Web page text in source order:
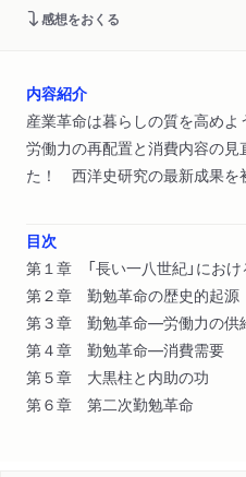
感想をおくる
内容紹介
産業革命は暮らしの質を高め
労働力の再配置と消費内容の見
た！ 西洋史研究の最新成果を
目次
第１章 「長い一八世紀」にお
第２章 勤勉革命の歴史的起源
第３章 勤勉革命―労働力の供
第４章 勤勉革命―消費需要
第５章 大黒柱と内助の功
第６章 第二次勤勉革命